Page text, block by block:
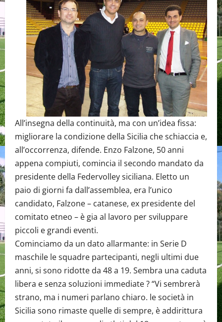
All’insegna della continuità, ma con un’idea fissa:
migliorare la condizione della Sicilia che schiaccia e,
all’occorrenza, difende. Enzo Falzone, 50 anni
appena compiuti, comincia il secondo mandato da
presidente della Federvolley siciliana. Eletto un
paio di giorni fa dall’assemblea, era l’unico
candidato, Falzone – catanese, ex presidente del
comitato etneo – è gia al lavoro per sviluppare
piccoli e grandi eventi.
Cominciamo da un dato allarmante: in Serie D
maschile le squadre partecipanti, negli ultimi due
anni, si sono ridotte da 48 a 19. Sembra una caduta
libera e senza soluzioni immediate ? “Vi sembrerà
strano, ma i numeri parlano chiaro. le società in
Sicilia sono rimaste quelle di sempre, è addirittura